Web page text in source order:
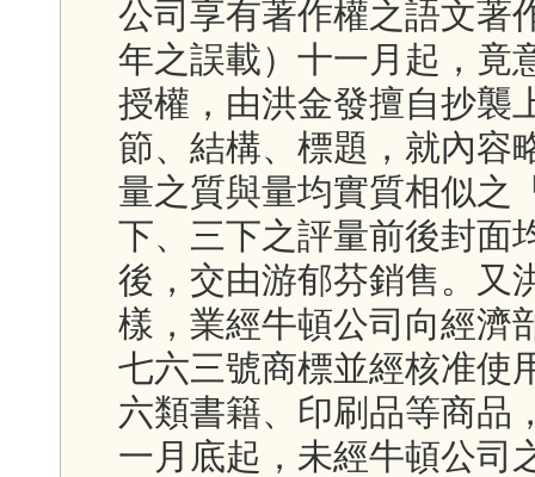
公司享有著作權之語文著
年之誤載）十一月起，竟
授權，由洪金發擅自抄襲
節、結構、標題，就內容
量之質與量均實質相似之
下、三下之評量前後封面
後，交由游郁芬銷售。又
樣，業經牛頓公司向經濟
七六三號商標並經核准使
六類書籍、印刷品等商品
一月底起，未經牛頓公司